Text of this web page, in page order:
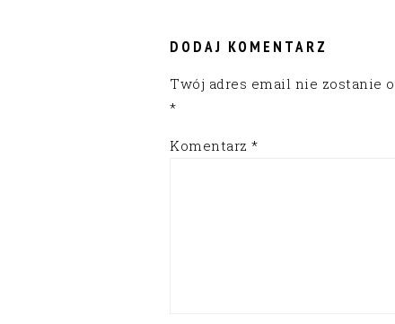
DODAJ KOMENTARZ
Twój adres email nie zostanie
*
Komentarz *